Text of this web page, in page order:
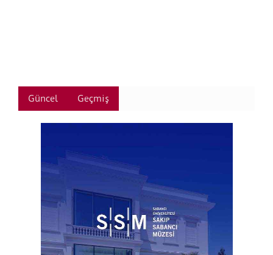
Güncel Geçmiş